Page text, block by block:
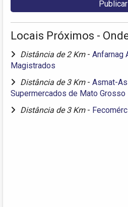
Locais Próximos -
Distância de 2 Km - Anfarnag
Magistrados
Distância de 3 Km - Asmat-
Supermercados de Mato Grosso
Distância de 3 Km -